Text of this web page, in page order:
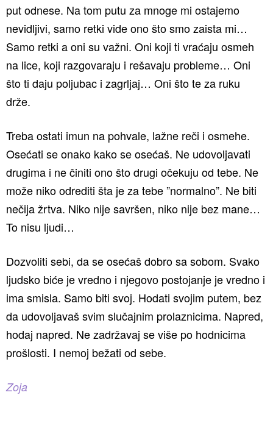
put odnese. Na tom putu za mnoge mi ostajemo
nevidljivi, samo retki vide ono što smo zaista mi…
Samo retki a oni su važni. Oni koji ti vraćaju osmeh
na lice, koji razgovaraju i rešavaju probleme… Oni
što ti daju poljubac i zagrljaj… Oni što te za ruku
drže.
Treba ostati imun na pohvale, lažne reči i osmehe.
Osećati se onako kako se osećaš. Ne udovoljavati
drugima i ne činiti ono što drugi očekuju od tebe. Ne
može niko odrediti šta je za tebe ”normalno”. Ne biti
nečija žrtva. Niko nije savršen, niko nije bez mane…
To nisu ljudi…
Dozvoliti sebi, da se osećaš dobro sa sobom. Svako
ljudsko biće je vredno i njegovo postojanje je vredno i
ima smisla. Samo biti svoj. Hodati svojim putem, bez
da udovoljavaš svim slučajnim prolaznicima. Napred,
hodaj napred. Ne zadržavaj se više po hodnicima
prošlosti. I nemoj bežati od sebe.
Zoja